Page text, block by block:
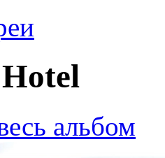
альбом